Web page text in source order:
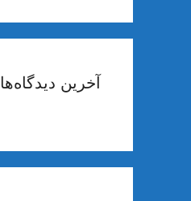
آخرین دیدگاه‌ها